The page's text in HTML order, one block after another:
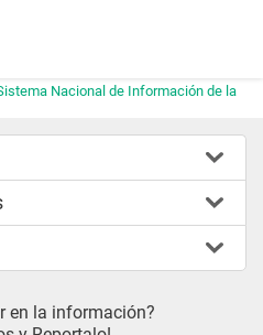
Nacional de Información de la
en la información?